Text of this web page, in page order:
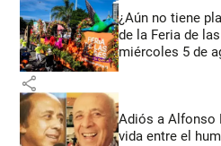
¿Aún no tiene
de la Feria de
miércoles 5 de
share
Adiós a Alfonso
vida entre el